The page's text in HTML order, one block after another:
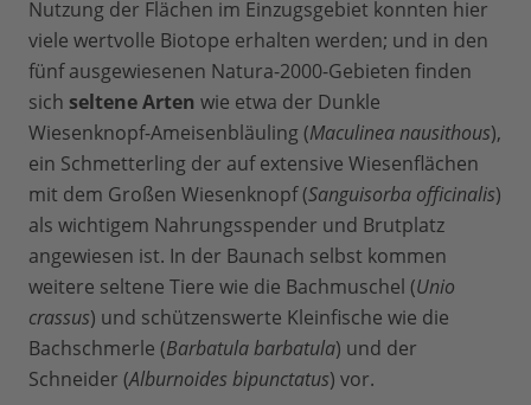
Nutzung der Flächen im Einzugsgebiet konnten hier
viele wertvolle Biotope erhalten werden; und in den
fünf ausgewiesenen Natura-2000-Gebieten finden
sich seltene Arten wie etwa der Dunkle
Wiesenknopf-Ameisenbläuling (Maculinea nausithous),
ein Schmetterling der auf extensive Wiesenflächen
mit dem Großen Wiesenknopf (Sanguisorba officinalis)
als wichtigem Nahrungsspender und Brutplatz
angewiesen ist. In der Baunach selbst kommen
weitere seltene Tiere wie die Bachmuschel (Unio
crassus) und schützenswerte Kleinfische wie die
Bachschmerle (Barbatula barbatula) und der
Schneider (Alburnoides bipunctatus) vor.